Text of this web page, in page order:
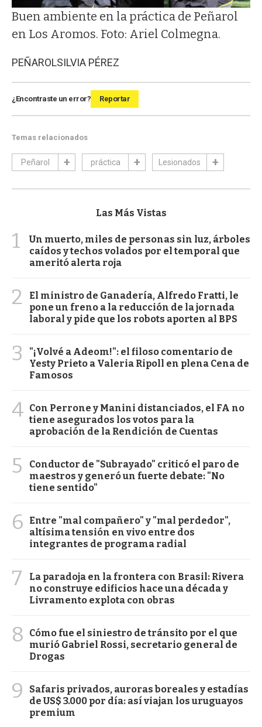
Buen ambiente en la práctica de Peñarol
en Los Aromos. Foto: Ariel Colmegna.
PEÑAROLSILVIA PÉREZ
¿Encontraste un error? Reportar
Temas relacionados
Peñarol práctica Lesionados
Las Más Vistas
1
Un muerto, miles de personas sin luz, árboles
caídos y techos volados por el temporal que
ameritó alerta roja
2
El ministro de Ganadería, Alfredo Fratti, le
pone un freno a la reducción de la jornada
laboral y pide que los robots aporten al BPS
3
"¡Volvé a Adeom!": el filoso comentario de
Yesty Prieto a Valeria Ripoll en plena Cena de
Famosos
4 Con Perrone y Manini distanciados, el FA no
tiene asegurados los votos para la
aprobación de la Rendición de Cuentas
5
Conductor de "Subrayado" criticó el paro de
maestros y generó un fuerte debate: "No
tiene sentido"
6
Entre "mal compañero" y "mal perdedor",
altísima tensión en vivo entre dos
integrantes de programa radial
7
La paradoja en la frontera con Brasil: Rivera
no construye edificios hace una década y
Livramento explota con obras
8
Cómo fue el siniestro de tránsito por el que
murió Gabriel Rossi, secretario general de
Drogas
9
Safaris privados, auroras boreales y estadías
de US$ 3.000 por día: así viajan los uruguayos
premium